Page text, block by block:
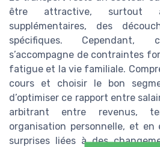
être attractive, surtout
supplémentaires, des
spécifiques. Cependant,
s’accompagne de contraintes
fatigue et la vie familiale.
cours et choisir le bon
d’optimiser ce rapport entre
arbitrant entre revenus,
organisation personnelle, et en
surprises liées à des